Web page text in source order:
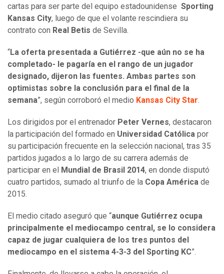
cartas para ser parte del equipo estadounidense Sporting
Kansas City, luego de que el volante rescindiera su
contrato con Real Betis de Sevilla.
“La oferta presentada a Gutiérrez -que aún no se ha
completado- le pagaría en el rango de un jugador
designado, dijeron las fuentes. Ambas partes son
optimistas sobre la conclusión para el final de la
semana”, según corroboró el medio Kansas City Star.
Los dirigidos por el entrenador Peter Vernes, destacaron
la participación del formado en Universidad Católica por
su participación frecuente en la selección nacional, tras 35
partidos jugados a lo largo de su carrera además de
participar en el
Mundial de Brasil 2014, en donde disputó
cuatro partidos, sumado al triunfo de la Copa América de
2015.
El medio citado aseguró que “aunque Gutiérrez ocupa
principalmente el mediocampo central, se lo considera
capaz de jugar cualquiera de los tres puntos del
mediocampo en el sistema 4-3-3 del Sporting KC”.